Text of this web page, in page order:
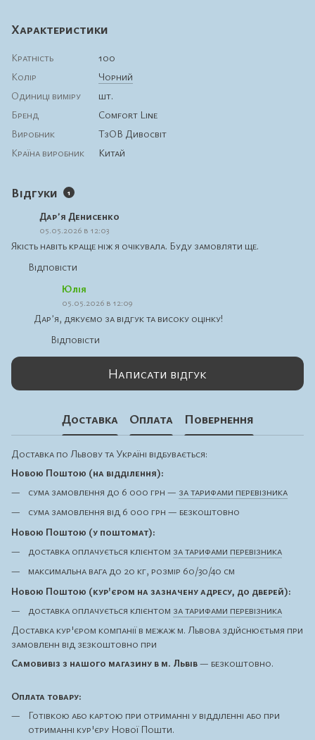
Характеристики
Кратність
100
Колір
Чорний
Одиниці виміру
шт.
Бренд
Comfort Line
Виробник
ТзОВ Дивосвіт
Країна виробник
Китай
Відгуки 1
Дарʼя Денисенко
05.05.2026 в 12:03
Якість навіть краще ніж я очікувала. Буду замовляти ще.
Відповісти
Юлія
05.05.2026 в 12:09
Дарʼя, дякуємо за відгук та високу оцінку!
Відповісти
Написати відгук
Доставка Оплата Повернення
Доставка по Львову та Україні відбувається:
Новою Поштою (на відділення):
сума замовлення до 6 000 грн — за тарифами перевізника
сума замовлення від 6 000 грн — безкоштовно
Новою Поштою (у поштомат):
доставка оплачується клієнтом за тарифами перевізника
максимальна вага до 20 кг, розмір 60/30/40 см
Новою Поштою (кур'єром на зазначену адресу, до дверей):
доставка оплачується клієнтом за тарифами перевізника
Доставка кур'єром компанії в межаж м. Львова здійснюєтьмя при
замовленн від зезкоштовно при
Самовивіз з нашого магазину в м. Львів— безкоштовно.
Оплата товару:
Готівкою або картою при отриманні у відділенні або при
отриманні кур'єру Нової Пошти.